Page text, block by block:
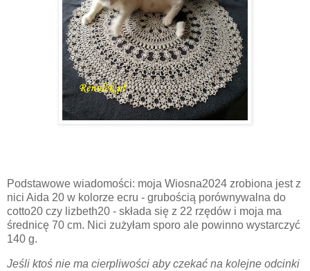
Podstawowe wiadomości: moja Wiosna2024 zrobiona jest z
nici Aida 20 w kolorze ecru - grubością porównywalna do
cotto20 czy lizbeth20 - składa się z 22 rzędów i moja ma
średnicę 70 cm. Nici zużyłam sporo ale powinno wystarczyć
140 g.
Jeśli ktoś nie ma cierpliwości aby czekać na kolejne odcinki